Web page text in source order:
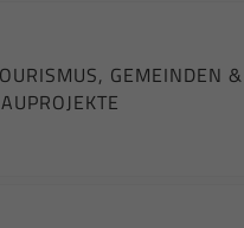
GEMEINDEN &